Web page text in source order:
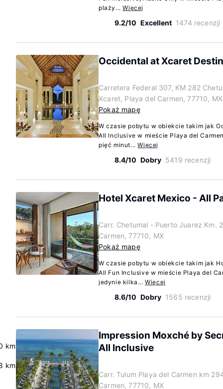
km
km
plaży...Więcej
9.2/10 Excellent 1474 recenzji
Occidental at Xcaret
Carretera Federal 307, KM 282
Xcaret, Playa del Carmen, 77710, MX
Pokaż mapę
W czasie pobytu w obiekcie takim jak
All Inclusive w mieście Playa del
pięć minut...Więcej
8.4/10 Dobry 5419 recenzji
Hotel Xcaret Mexico - All
Carr. Chetumal - Puerto Juarez Km.
Carmen, 77710, MX
Pokaż mapę
W czasie pobytu w obiekcie takim jak
All Fun Inclusive w mieście Playa del
jedynie kilka...Więcej
8.6/10 Dobry 1565 recenzji
Impression Moxché by
All Inclusive
Carr. Tulum Playa del Carmen km
Carmen, 77710, MX